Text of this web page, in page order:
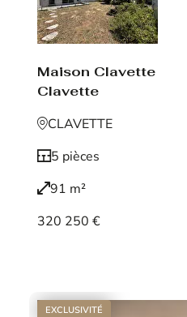
Maison Clavette
Clavette
CLAVETTE
5 pièces
91 m²
320 250 €
EXCLUSIVITÉ